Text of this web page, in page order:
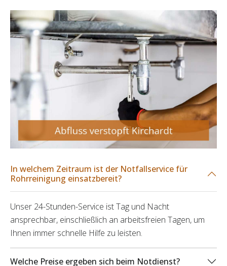
In welchem Zeitraum ist der Notfallservice für
Rohrreinigung einsatzbereit?
Unser 24-Stunden-Service ist Tag und Nacht
ansprechbar, einschließlich an arbeitsfreien Tagen, um
Ihnen immer schnelle Hilfe zu leisten.
Welche Preise ergeben sich beim Notdienst?